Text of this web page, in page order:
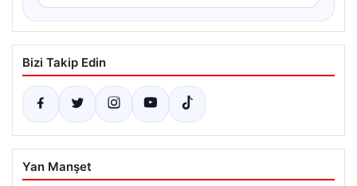
Bizi Takip Edin
Yan Manşet